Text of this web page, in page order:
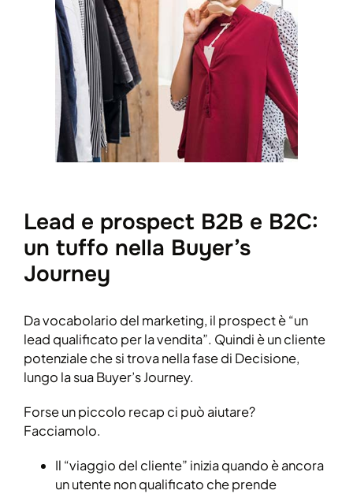
Lead e prospect B2B e B2C:
un tuffo nella Buyer’s
Journey
Da vocabolario del marketing, il prospect è “un
lead qualificato per la vendita”. Quindi è un cliente
potenziale che si trova nella fase di Decisione,
lungo la sua Buyer’s Journey.
Forse un piccolo recap ci può aiutare?
Facciamolo.
Il “viaggio del cliente” inizia quando è ancora
un utente non qualificato che prende